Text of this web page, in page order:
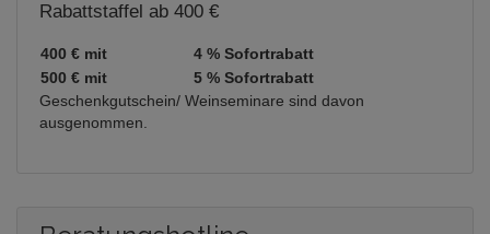
Rabattstaffel ab 400 €
400 € mit
4 % Sofortrabatt
500 € mit
5 % Sofortrabatt
Geschenkgutschein/ Weinseminare sind davon
ausgenommen.